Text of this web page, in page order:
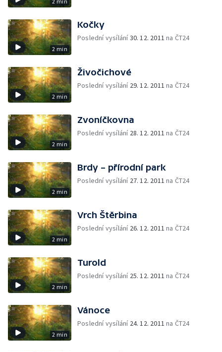
2 min
Kočky
Poslední vysílání30. 12. 2011 na ČT24
2 min
Živočichové
Poslední vysílání 29. 12. 2011 na ČT24
2 min
Zvoníčkovna
Poslední vysílání 28. 12. 2011 na ČT24
2 min
Brdy – přírodní park
Poslední vysílání 27. 12. 2011 na ČT24
2 min
Vrch Štěrbina
Poslední vysílání 26. 12. 2011 na ČT24
2 min
Turold
Poslední vysílání 25. 12. 2011 na ČT24
2 min
Vánoce
Poslední vysílání 24. 12. 2011 na ČT24